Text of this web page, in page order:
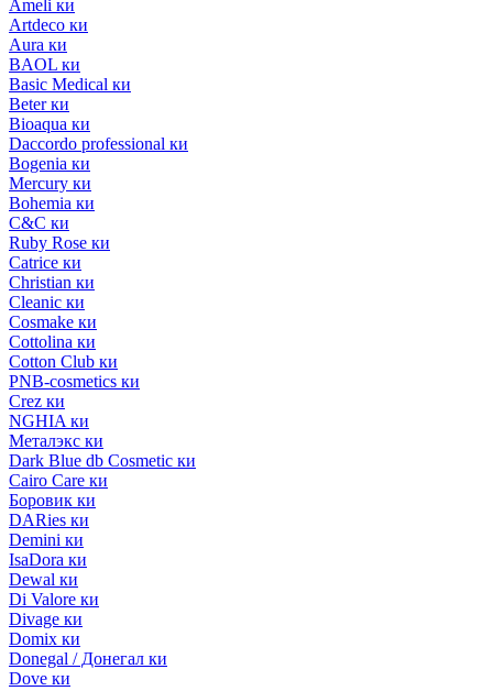
Ameli ки
Artdeco ки
Aura ки
BAOL ки
Basic Medical ки
Beter ки
Bioaqua ки
Daccordo professional ки
Bogenia ки
Mercury ки
Bohemia ки
C&C ки
Ruby Rose ки
Catrice ки
Christian ки
Cleanic ки
Cosmake ки
Cottolina ки
Cotton Club ки
PNB-cosmetics ки
Crez ки
NGHIA ки
Металэкс ки
Dark Blue db Cosmetic ки
Cairo Care ки
Боровик ки
DARies ки
Demini ки
IsaDora ки
Dewal ки
Di Valore ки
Divage ки
Domix ки
Donegal / Донегал ки
Dove ки